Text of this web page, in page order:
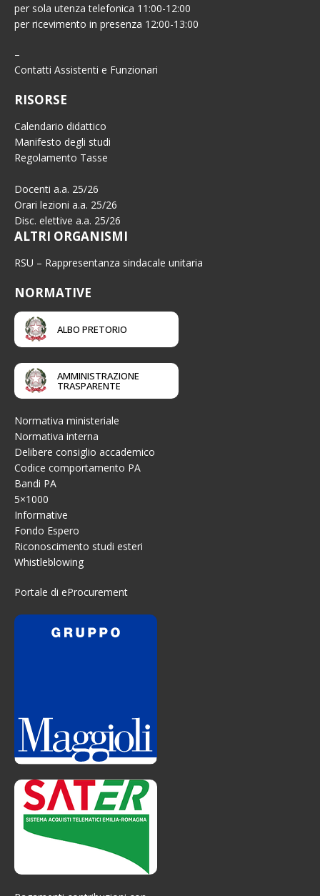
per sola utenza telefonica 11:00-12:00
per ricevimento in presenza 12:00-13:00
–
Contatti Assistenti e Funzionari
RISORSE
Calendario didattico
Manifesto degli studi
Regolamento Tasse
Docenti a.a. 25/26
Orari lezioni a.a. 25/26
Disc. elettive a.a. 25/26
ALTRI ORGANISMI
RSU – Rappresentanza sindacale unitaria
NORMATIVE
ALBO PRETORIO
AMMINISTRAZIONE
TRASPARENTE
Normativa ministeriale
Normativa interna
Delibere consiglio accademico
Codice comportamento PA
Bandi PA
5×1000
Informative
Fondo Espero
Riconoscimento studi esteri
Whistleblowing
Portale di eProcurement